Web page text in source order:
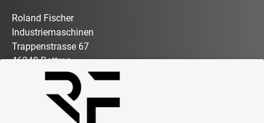
Roland Fischer
Industriemaschinen
Trappenstrasse 67
46240 Bottrop